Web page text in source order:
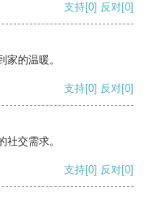
支持[0] 反对[0]
的温暖。
支持[0] 反对[0]
交需求。
支持[0] 反对[0]